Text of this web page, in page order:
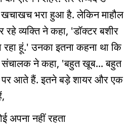
खचाखच भरा हुआ है. लेकिन माहौल
व्यक्ति ने कहा, 'डॉक्टर बशीर
हूं.' उनका इतना कहना था कि
संचालक ने कहा, 'बहुत खूब... बहुत
पर आते हैं. इतने बड़े शायर और एक
अपना नहीं रहता